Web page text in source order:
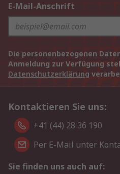
E-Mail-Anschrift
Die personenbezogenen
Anmeldung zur Verfügung
Datenschutzerklärung
Kontaktieren Sie uns:
+41 (44) 28 36 190
Per E-Mail unter
Sie finden uns auch auf: